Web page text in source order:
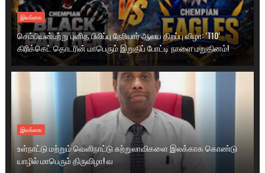
இலங்கை
செம்பியன்பற்று புனித பிலிப்பு நேரியார் ஆலய திறப்பு விழா: ‘T10’
கிரிக்கெட் தொடரின் மாபெரும் இறுதிப் போட்டி நாளை மறுதினம்!
இலங்கை
உள்நாட்டு மற்றும் வெளிநாட்டு சுற்றுலாவிகளை இலக்காக கொண்டு
யாழில் மாபெரும் திருவிழா! வ